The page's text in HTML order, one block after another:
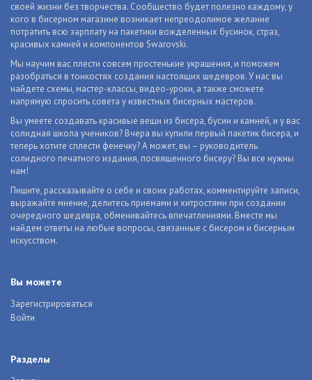
своей жизни без творчества. Сообщество будет полезно каждому, у
кого в бисерном магазине возникает непреодолимое желание
потратить всю зарплату на пакетики вожделенных бусинок, страз,
красивых камней и компонентов Swarovski.
Мы научим вас плести совсем простенькие украшения, и поможем
разобраться в тонкостях создания настоящих шедевров. У нас вы
найдете схемы, мастер-классы, видео-уроки, а также сможете
напрямую спросить совета у известных бисерных мастеров.
Вы умеете создавать красивые вещи из бисера, бусин и камней, и у вас
солидная школа учеников? Вчера вы купили первый пакетик бисера, и
теперь хотите сплести фенечку? А может, вы – руководитель
солидного печатного издания, посвященного бисеру? Вы все нужны
нам!
Пишите, рассказывайте о себе и своих работах, комментируйте записи,
выражайте мнение, делитесь приемами и хитростями при создании
очередного шедевра, обменивайтесь впечатлениями. Вместе мы
найдем ответы на любые вопросы, связанные с бисером и бисерным
искусством.
Вы можете
Зарегистрироваться
Войти
Разделы